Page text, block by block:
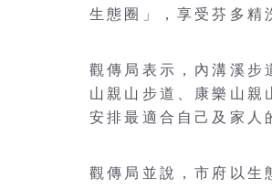
生態圈」，享受芬多精
觀傳局表示，內溝溪步
山親山步道、康樂山親
安排最適合自己及家人
觀傳局並說，市府以生